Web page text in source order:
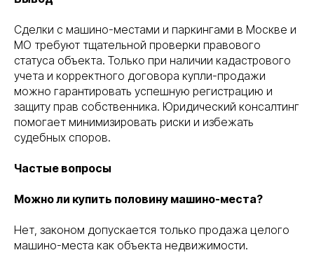
Сделки с машино-местами и паркингами в Москве и
МО требуют тщательной проверки правового
статуса объекта. Только при наличии кадастрового
учета и корректного договора купли-продажи
можно гарантировать успешную регистрацию и
защиту прав собственника. Юридический консалтинг
помогает минимизировать риски и избежать
судебных споров.
Частые вопросы
Можно ли купить половину машино-места?
Нет, законом допускается только продажа целого
машино-места как объекта недвижимости.